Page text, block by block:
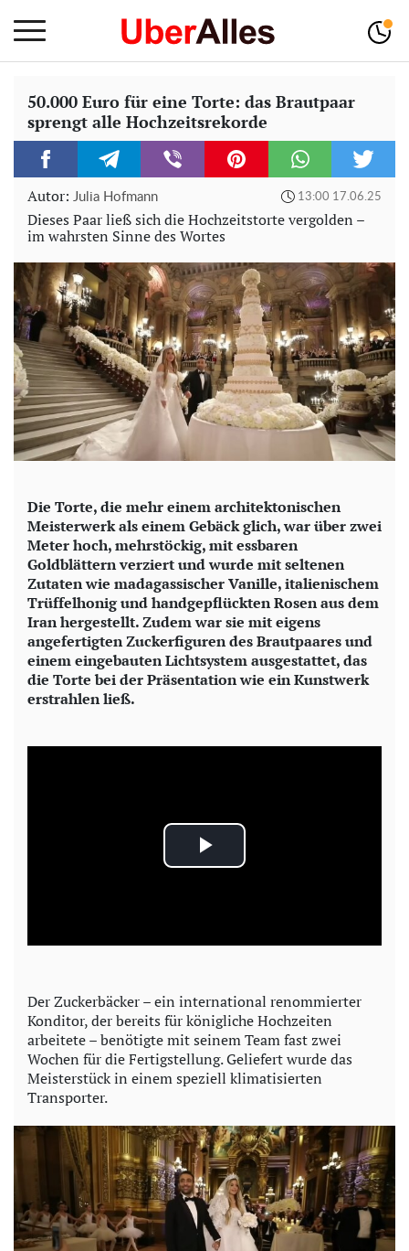
50.000 Euro für eine Torte: das Brautpaar
sprengt alle Hochzeitsrekorde
Autor: Julia Hofmann 13:00 17.06.25
Dieses Paar ließ sich die Hochzeitstorte vergolden –
im wahrsten Sinne des Wortes
Die Torte, die mehr einem architektonischen
Meisterwerk als einem Gebäck glich, war über zwei
Meter hoch, mehrstöckig, mit essbaren
Goldblättern verziert und wurde mit seltenen
Zutaten wie madagassischer Vanille, italienischem
Trüffelhonig und handgepflückten Rosen aus dem
Iran hergestellt. Zudem war sie mit eigens
angefertigten Zuckerfiguren des Brautpaares und
einem eingebauten Lichtsystem ausgestattet, das
die Torte bei der Präsentation wie ein Kunstwerk
erstrahlen ließ.
P
a
V
i
e
o
Der Zuckerbäcker – ein international renommierter
Konditor, der bereits für königliche Hochzeiten
arbeitete – benötigte mit seinem Team fast zwei
Wochen für die Fertigstellung. Geliefert wurde das
Meisterstück in einem speziell klimatisierten
Transporter.